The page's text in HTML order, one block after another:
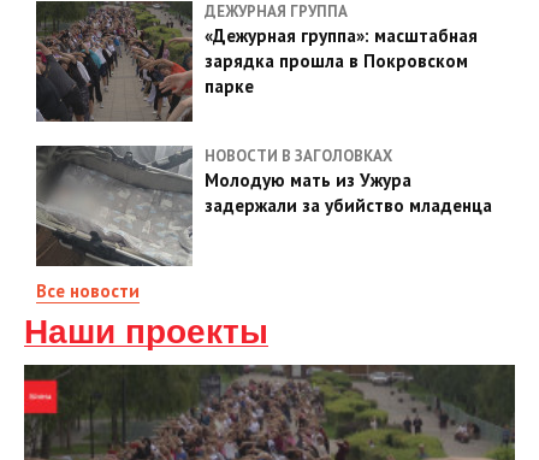
ДЕЖУРНАЯ ГРУППА
«Дежурная группа»: масштабная
зарядка прошла в Покровском
парке
НОВОСТИ В ЗАГОЛОВКАХ
Молодую мать из Ужура
задержали за убийство младенца
Все новости
Наши проекты